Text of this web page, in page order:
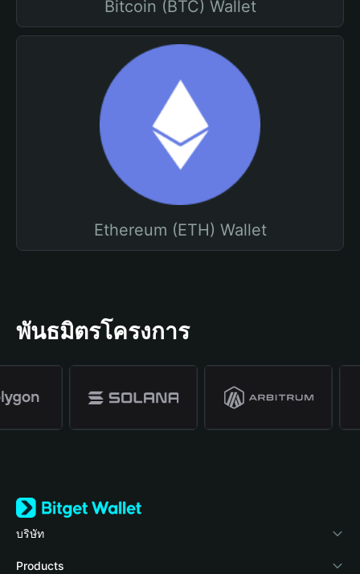
Bitcoin (BTC) Wallet
Ethereum (ETH) Wallet
พันธมิตรโครงการ
บริษัท
เกี่ยวกับ Bitget Wallet
Products